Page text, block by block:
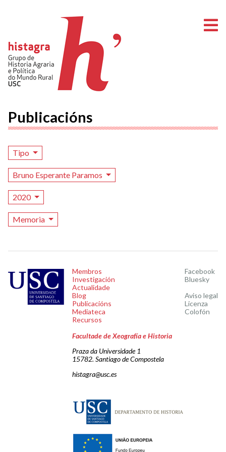
Publicacións
Tipo
Bruno Esperante Paramos
2020
Memoria
Membros
Investigación
Actualidade
Blog
Publicacións
Mediateca
Recursos
Facebook
Bluesky
Aviso legal
Licenza
Colofón
Facultade de Xeografía e Historia
Praza da Universidade 1
15782. Santiago de Compostela
histagra@usc.es